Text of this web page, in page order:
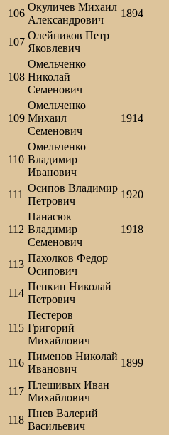
106
Окуличев Михаил
Александрович
1894
107
Олейников Петр
Яковлевич
108
Омельченко
Николай
Семенович
109
Омельченко
Михаил
Семенович
1914
110
Омельченко
Владимир
Иванович
111
Осипов Владимир
Петрович
1920
112
Панасюк
Владимир
Семенович
1918
113
Пахолков Федор
Осипович
114
Пенкин Николай
Петрович
115
Пестеров
Григорий
Михайлович
116
Пименов Николай
Иванович
1899
117
Плешивых Иван
Михайлович
118
Пнев Валерий
Васильевич